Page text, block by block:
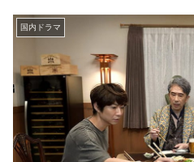
国内ドラマ